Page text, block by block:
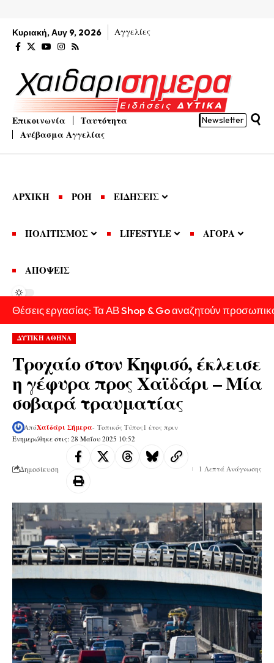
Κυριακή, Αυγ 9, 2026 Αγγελίες
Επικοινωνία
Ταυτότητα
Ανέβασμα Αγγελίας
Newsletter
ΑΡΧΙΚΗ ΡΟΗ ΕΙΔΗΣΕΙΣ
ΠΟΛΙΤΙΣΜΟΣ LIFESTYLE ΑΓΟΡΑ
ΑΠΟΨΕΙΣ
Θέσεις εργασίας: Τα ΑΒ Shop & Go αναζητούν
ΔΥΤΙΚΗ ΑΘΗΝΑ
Τροχαίο στον Κηφισό, έκλεισε
η γέφυρα προς Χαϊδάρι – Μία
σοβαρά τραυματίας
Ενημερώθηκε στις: 28 Μαΐου 2025 10:52
ΑπόΧαϊδάρι Σήμερα- Τοπικός Τύπος 1 έτος πριν
Δημοσίευση 1 Λεπτά Ανάγνωσης